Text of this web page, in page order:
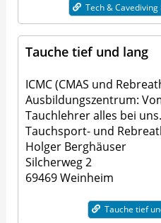
Tech &
Tauche tief und lang
ICMC (CMAS und
Ausbildungszentrum:
Tauchlehrer alles bei uns.
Tauchsport- und
Holger Berghäuser
Silcherweg 2
69469 Weinheim
Tauche tief